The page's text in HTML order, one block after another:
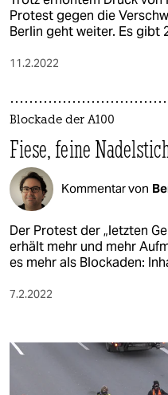
Protest gegen die
Berlin geht weiter. Es gibt
11.2.2022
Blockade der A100
Fiese, feine
Kommentar von
Der Protest der „letzten
erhält mehr und mehr
es mehr als Blockaden:
7.2.2022